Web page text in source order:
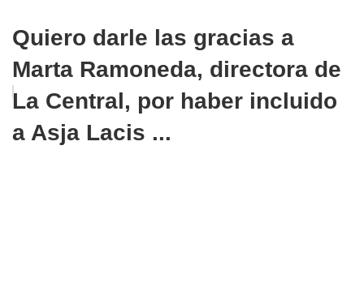
Quiero darle las gracias a
Marta Ramoneda, directora de
La Central, por haber incluido
a Asja Lacis ...